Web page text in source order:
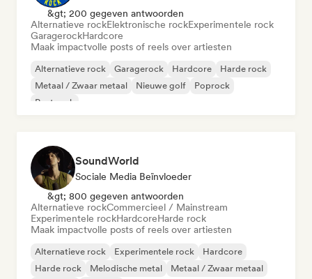
&gt; 200 gegeven antwoorden
Alternatieve rockElektronische rockExperimentele rock
GaragerockHardcore
Maak impactvolle posts of reels over artiesten
Alternatieve rock Garagerock Hardcore
Harde rock
Metaal / Zwaar metaal
Nieuwe golf
Poprock
Post rock
SoundWorld
Sociale Media Beïnvloeder
&gt; 800 gegeven antwoorden
Alternatieve rockCommercieel / Mainstream
Experimentele rockHardcoreHarde rock
Maak impactvolle posts of reels over artiesten
Alternatieve rock Experimentele rock
Hardcore
Harde rock
Melodische metal
Metaal / Zwaar metaal